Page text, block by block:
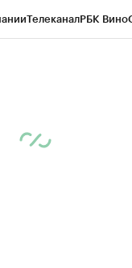
ТелеканалРБК Вино